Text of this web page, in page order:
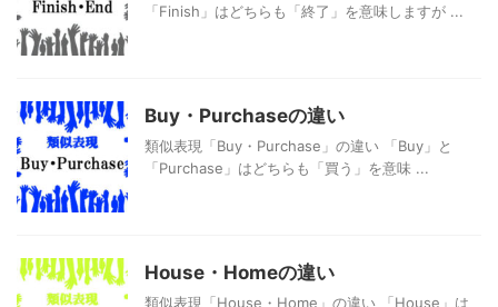
「Finish」はどちらも「終了」を意味しますが ...
Buy・Purchaseの違い
類似表現「Buy・Purchase」の違い 「Buy」と
「Purchase」はどちらも「買う」を意味 ...
House・Homeの違い
類似表現「House・Home」の違い 「House」は